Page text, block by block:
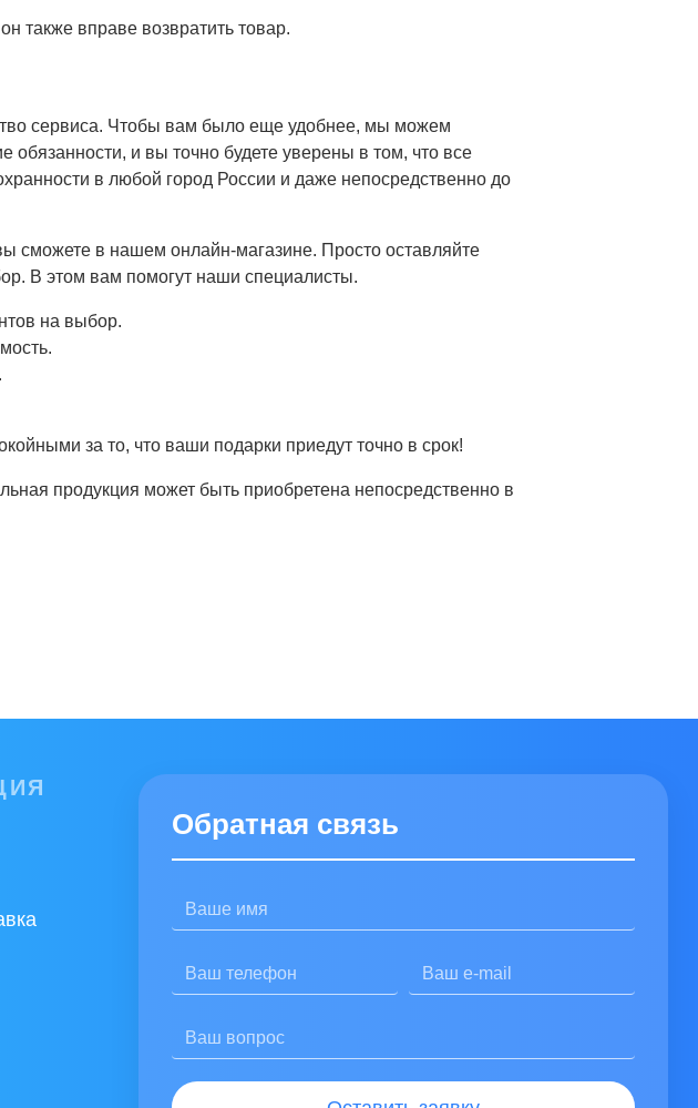
также вправе возвратить товар.
сервиса. Чтобы вам было еще удобнее, мы можем
и вы точно будете уверены в том, что все
в любой город России и даже непосредственно до
сможете в нашем онлайн-магазине. Просто оставляйте
В этом вам помогут наши специалисты.
на выбор.
за то, что ваши подарки приедут точно в срок!
продукция может быть приобретена непосредственно в
Обратная связь
мне!
имя:
Соглашаюсь на обработку персональных данных
отзыв
доступа на сайт необходимо подтвердить
Мне исполнилось 18 лет!